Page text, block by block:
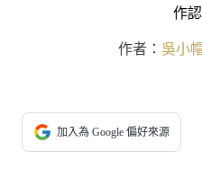
作
作者： 吳小
加入為 Google 偏好來源